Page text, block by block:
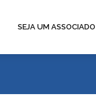
SEJA UM ASSOCIADO